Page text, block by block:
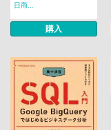
日商...
購入